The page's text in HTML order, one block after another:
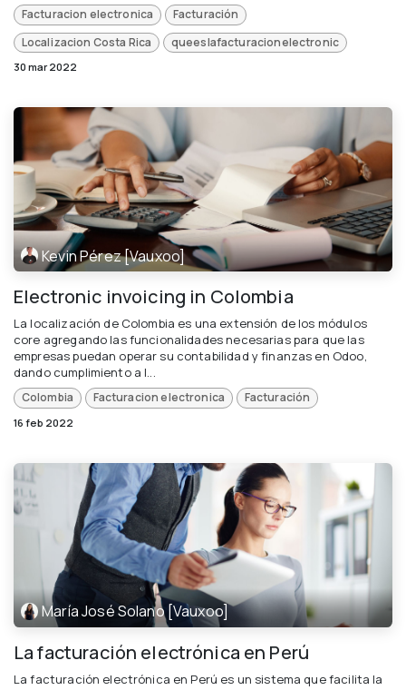
Facturacion electronica
Facturación
Localizacion Costa Rica
queeslafacturacionelectronic
30 mar 2022
Kevin Pérez [Vauxoo]
Electronic invoicing in Colombia
La localización de Colombia es una extensión de los módulos
core agregando las funcionalidades necesarias para que las
empresas puedan operar su contabilidad y finanzas en Odoo,
dando cumplimiento a l...
Colombia Facturacion electronica Facturación
16 feb 2022
María José Solano [Vauxoo]
La facturación electrónica en Perú
La facturación electrónica en Perú es un sistema que facilita la